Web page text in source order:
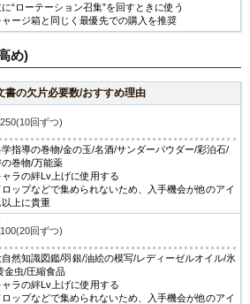
に“ローテーション召集”を回すときに使う
ャージ箱と同じく最優先での購入を推奨
め)
書の欠片必要数/おすすめ理由
250(10回ずつ)
学指導の巻物/金の玉/名酒/サンダーパウダー/彩泊石/
の巻物/万能薬
ャラの絆Lv上げに使用する
ロップなどで集められないため、入手機会が他のアイ
上に貴重
100(20回ずつ)
自然知識図鑑/羽銀/油絵の模写/レディーゼルオイル/氷
金虫/圧縮食品
ャラの絆Lv上げに使用する
ロップなどで集められないため、入手機会が他のアイ